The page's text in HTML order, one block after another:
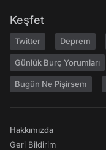
Keşfet
Twitter Deprem
Günlük Burç Yorumları
Bugün Ne Pişirsem
Hakkımızda
Geri Bildirim